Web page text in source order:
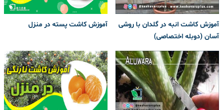
آموزش کاشت انبه در گلدان با روشی
آسان (دوبله اختصاصی)
آموزش کاشت پسته در منزل